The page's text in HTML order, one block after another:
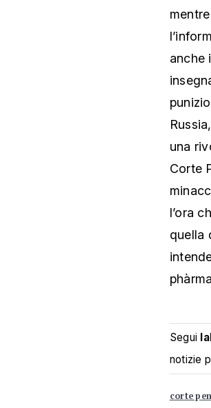
anche
una
Corte
l’ora
quella
Segui
notizie
corte